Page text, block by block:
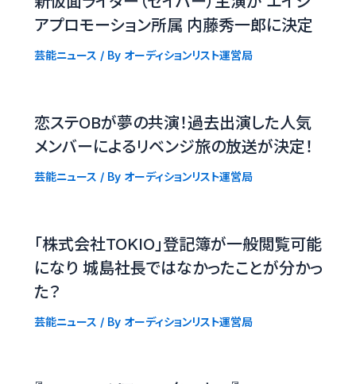
アプロモーション所属 内藤秀一郎に決定
芸能ニュース / By オーディションリスト運営局
恋ステOBが夢の共演！過去出演した人気
メンバーによるリベンジ旅の放送が決定！
芸能ニュース / By オーディションリスト運営局
「株式会社TOKIO」登記簿が一般閲覧可能
になり 城島社長ではなかったことが分かっ
た？
芸能ニュース / By オーディションリスト運営局